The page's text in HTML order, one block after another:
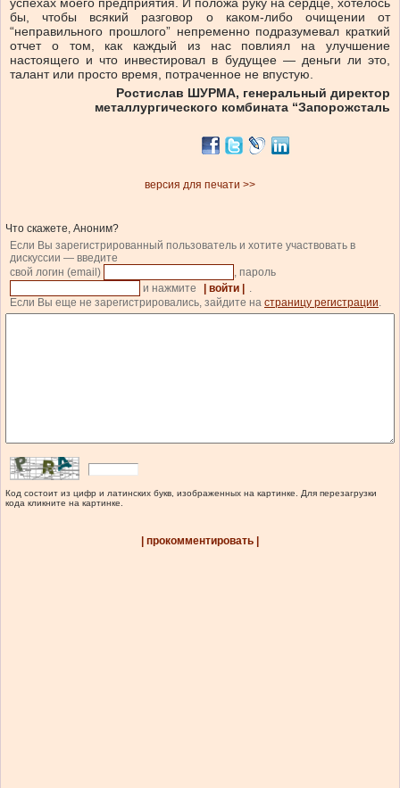
успехах моего предприятия. И положа руку на сердце, хотелось
бы, чтобы всякий разговор о каком-либо очищении от
“неправильного прошлого” непременно подразумевал краткий
отчет о том, как каждый из нас повлиял на улучшение
настоящего и что инвестировал в будущее — деньги ли это,
талант или просто время, потраченное не впустую.
Ростислав ШУРМА, генеральный директор
металлургического комбината “Запорожсталь
версия для печати >>
Что скажете, Аноним?
Если Вы зарегистрированный пользователь и хотите участвовать в
дискуссии — введите
свой логин (email)
, пароль
и нажмите
| войти |
.
Если Вы еще не зарегистрировались, зайдите на страницу регистрации.
Код состоит из цифр и латинских букв, изображенных на картинке. Для перезагрузки
кода кликните на картинке.
| прокомментировать |